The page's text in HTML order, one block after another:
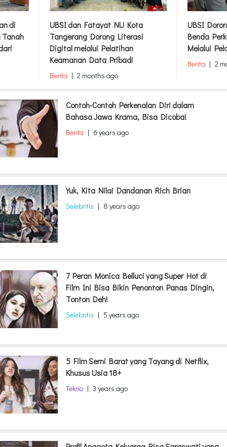
di
Tanah
UBSI dan Fatayat NU Kota
Tangerang Dorong Literasi
Digital melalui Pelatihan
Keamanan Data Pribadi
Berita | 2 months ago
UBSI
Benda
Melalui
Berita | 2
Contoh-Contoh Perkenalan Diri dalam
Bahasa Jawa Krama, Bisa Dicoba!
Berita | 6 years ago
Yuk, Kita Nilai Dandanan Rich Brian
Selebritis | 8 years ago
7 Peran Monica Belluci yang Super Hot di
Film Ini Bisa Bikin Penonton Panas Dingin,
Tonton Deh!
Selebritis | 5 years ago
5 Film Semi Barat yang Tayang di Netflix,
Khusus Usia 18+
Tekno | 3 years ago